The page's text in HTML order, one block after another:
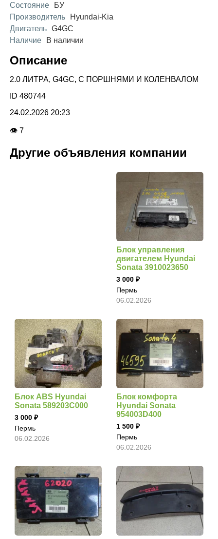
Состояние
БУ
Производитель
Hyundai-Kia
Двигатель G4GC
Наличие
В наличии
Описание
2.0 ЛИТРА, G4GC, С ПОРШНЯМИ И КОЛЕНВАЛОМ
ID 480744
24.02.2026 20:23
👁 7
Другие объявления компании
Блок управления
двигателем Hyundai
Sonata 3910023650
3 000
Пермь
06.02.2026
Блок ABS Hyundai
Sonata 589203C000
3 000
Пермь
06.02.2026
Блок комфорта
Hyundai Sonata
954003D400
1 500
Пермь
06.02.2026